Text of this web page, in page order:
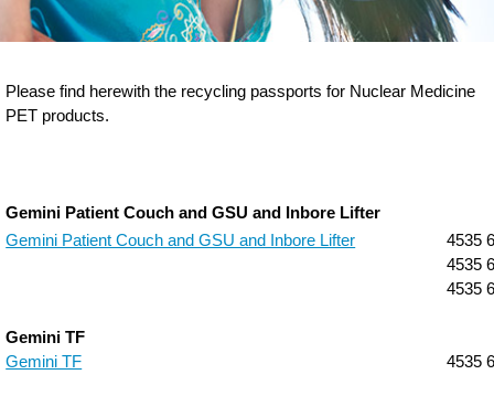
Please find herewith the recycling passports for Nuclear Medicine
PET products.
Gemini Patient Couch and GSU and Inbore Lifter
Gemini Patient Couch and GSU and Inbore Lifter
4535
4535
4535
Gemini TF
Gemini TF
4535